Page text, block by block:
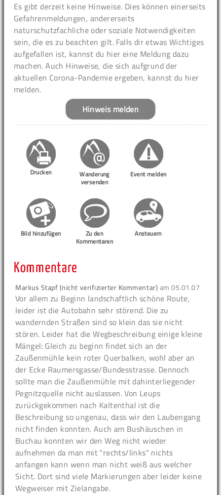
Es gibt derzeit keine Hinweise. Dies können einerseits
Gefahrenmeldungen, andererseits
naturschutzfachliche oder soziale Notwendigkeiten
sein, die es zu beachten gilt. Falls dir etwas Wichtiges
aufgefallen ist, kannst du hier eine Meldung dazu
machen. Auch Hinweise, die sich aufgrund der
aktuellen Corona-Pandemie ergeben, kannst du hier
melden.
Hinweis melden
Drucken
Wanderung
versenden
Event melden
Bild hinzufügen
Zu den
Kommentaren
Ansteuern
Kommentare
Markus Stapf (nicht verifizierter Kommentar) am05.01.07
Vor allem zu Beginn landschaftlich schöne Route,
leider ist die Autobahn sehr störend. Die zu
wandernden Straßen sind so klein das sie nicht
stören. Leider hat die Wegbeschreibung einige kleine
Mängel: Gleich zu beginn findet sich an der
Zaußenmühle kein roter Querbalken, wohl aber an
der Ecke Raumersgasse/Bundesstrasse. Dennoch
sollte man die Zaußenmühle mit dahinterliegender
Pegnitzquelle nicht auslassen. Von Leups
zurückgekommen nach Kaltenthal ist die
Beschreibung so ungenau, dass wir den Laubengang
nicht finden konnten. Auch am Bushäuschen in
Buchau konnten wir den Weg nicht wieder
aufnehmen da man mit "rechts/links" nichts
anfangen kann wenn man nicht weiß aus welcher
Sicht. Dort sind viele Markierungen aber leider keine
Wegweiser mit Zielangabe.